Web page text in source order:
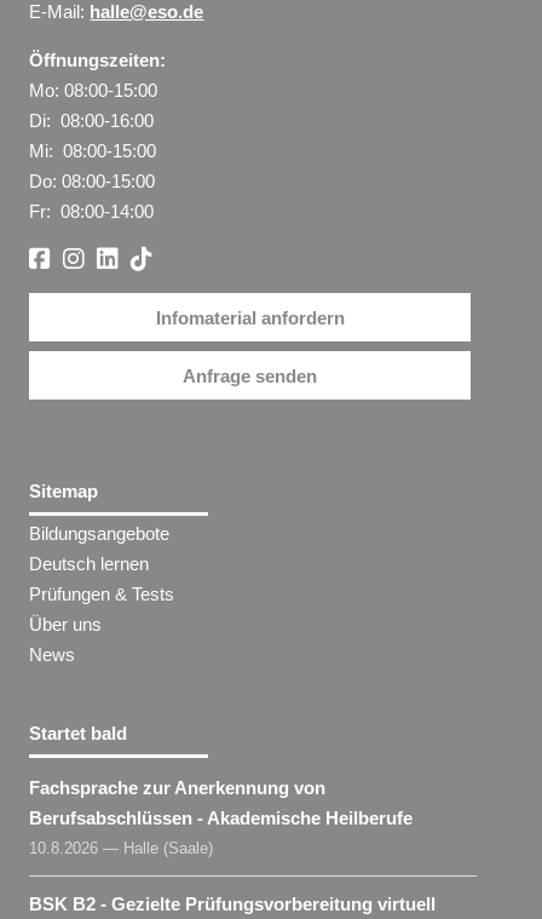
E-Mail: halle@eso.de
Öffnungszeiten:
Mo: 08:00-15:00
Di: 08:00-16:00
Mi: 08:00-15:00
Do: 08:00-15:00
Fr: 08:00-14:00
Infomaterial anfordern
Anfrage senden
Sitemap
Bildungsangebote
Deutsch lernen
Prüfungen & Tests
Über uns
News
Startet bald
Fachsprache zur Anerkennung von
Berufsabschlüssen - Akademische Heilberufe
10.8.2026 — Halle (Saale)
BSK B2 - Gezielte Prüfungsvorbereitung virtuell